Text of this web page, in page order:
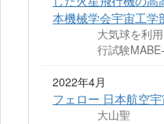
本機械学会宇宙工学
大気球を利
行試験
2022年4月
フェロー 日本航空
大山聖